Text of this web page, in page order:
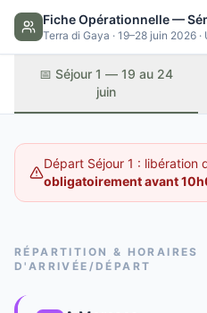
Fiche Opérationnelle —
Terra di Gaya · 19–28 juin 2026
📅 Séjour 1 — 19 au 24
juin
Départ Séjour 1 : libération
obligatoirement avant
RÉPARTITION & HORAIRES
D'ARRIVÉE/DÉPART